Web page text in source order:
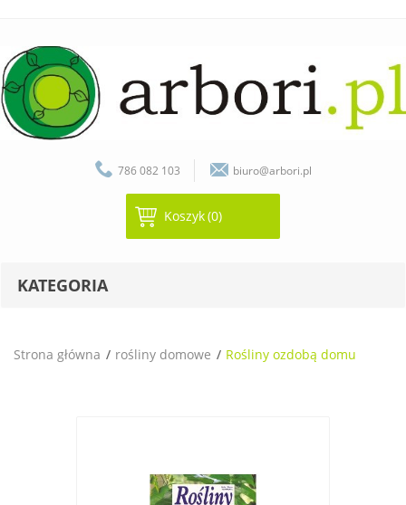
786 082 103 biuro@arbori.pl
Koszyk(0)
KATEGORIA
Strona główna rośliny domowe Rośliny ozdobą domu